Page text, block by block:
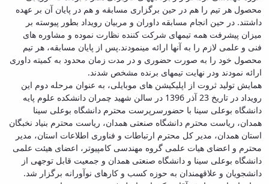
محصول هر تیم را هم در حین برگزاری مسابقه و هم در پایان آن بر عهده
داشتند. در حین انجام مسابقه داوران و مربیان رویداد بطور پیوسته بر
میزان پیشرفت همه تیم­های شرکت کننده نظارت نموده و مشاوره های
فنی و علمی لازم را به آنها ارائه می­نمودند.پس از پایان مسابقه، هر تیم
محصول خود را به صورت حضوری و در مدت زمان محدود به کمیته داوری
ارائه نمودند ودر نهایت تیم­های برنده مشخص شدند.
همایش تولید ثروت از اپلیکیشن های موبایلی، به عنوان مرحله دوم این
رویداد در تاریخ 23 آذر 1396 در سالن شهید چمران دانشکده علوم پایه
دانشگاه بوعلی سینا با حضورسرپرست محترم دانشگاه بوعلی سینا
همدان، ریاست محترم دانشگاه صنعتی همدان، ریاست محترم بنیاد نخبگان
استان همدان، مدیر کل محترم ارتباطات و فناوری اطلاعات استان، مدیر
محترم و اعضای هیات علمی گروه مهندسی کامپیوتر، اعضای هیئت علمی
دانشگاه بوعلی سینا و دانشگاه صنعتی همدان و جمعیت قابل توجهی از
دانشجویان و علاقه­مندان به حوزه کسب و کارهای نوآورانه برگزار شد.